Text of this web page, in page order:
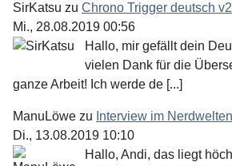
SirKatsu zu Chrono Trigger deutsch
Mi., 28.08.2019 00:56
Hallo, mir gefällt dein
vielen Dank für die
ganze Arbeit! Ich werde de [...]
ManuLöwe zu Interview im
Di., 13.08.2019 10:10
Hallo, Andi, das liegt